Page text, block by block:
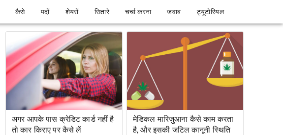
कैसे पदों शेयरों सितारे चर्चा करना जवाब ट्यूटोरियल
अगर आपके पास क्रेडिट कार्ड नहीं है
तो कार किराए पर कैसे लें
मेडिकल मारिजुआना कैसे काम करता
है, और इसकी जटिल कानूनी स्थिति